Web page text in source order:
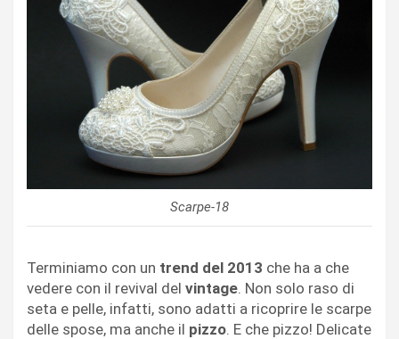
Scarpe-18
Terminiamo con un trend del 2013 che ha a che
vedere con il revival del vintage. Non solo raso di
seta e pelle, infatti, sono adatti a ricoprire le scarpe
delle spose, ma anche il pizzo. E che pizzo! Delicate